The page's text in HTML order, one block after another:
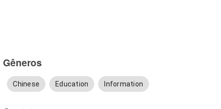
Gêneros
Chinese Education Information